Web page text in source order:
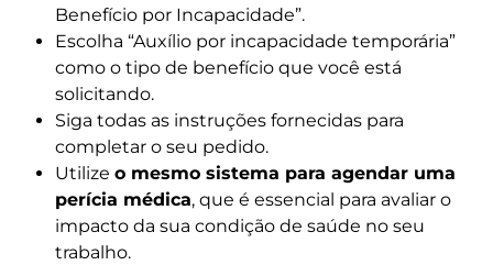
Benefício por Incapacidade”.
Escolha “Auxílio por incapacidade temporária”
como o tipo de benefício que você está
solicitando.
Siga todas as instruções fornecidas para
completar o seu pedido.
Utilize o mesmo sistema para agendar uma
perícia médica, que é essencial para avaliar o
impacto da sua condição de saúde no seu
trabalho.